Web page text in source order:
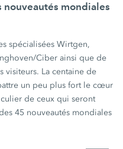
nouveautés mondiales
spécialisées Wirtgen,
Ciber ainsi que de
visiteurs. La centaine de
un peu plus fort le cœur
de ceux qui seront
45 nouveautés mondiales